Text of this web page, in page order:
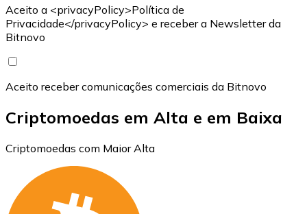
Aceito a <privacyPolicy>Política de
Privacidade</privacyPolicy> e receber a Newsletter da
Bitnovo
Aceito receber comunicações comerciais da Bitnovo
Criptomoedas em Alta e em Baixa
Criptomoedas com Maior Alta